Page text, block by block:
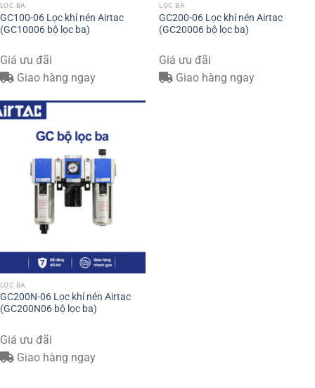
LỌC BA
GC100-06 Lọc khí nén Airtac
(GC10006 bộ lọc ba)
Giá ưu đãi
Giao hàng ngay
LỌC BA
GC200-06 Lọc khí nén Airtac
(GC20006 bộ lọc ba)
Giá ưu đãi
Giao hàng ngay
LỌC BA
GC200N-06 Lọc khí nén Airtac
(GC200N06 bộ lọc ba)
Giá ưu đãi
Giao hàng ngay